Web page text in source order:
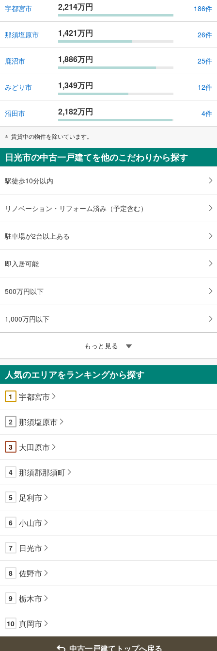
宇都宮市 2,214万円 186件
那須塩原市 1,421万円 26件
鹿沼市 1,886万円 25件
みどり市 1,349万円 12件
沼田市 2,182万円 4件
賃貸中の物件を除いています。
日光市の中古一戸建てを他のこだわりから探す
駅徒歩10分以内
リノベーション・リフォーム済み（予定含む）
駐車場が2台以上ある
即入居可能
500万円以下
1,000万円以下
もっと見る
人気のエリアをランキングから探す
1 宇都宮市
2 那須塩原市
3 大田原市
4 那須郡那須町
5 足利市
6 小山市
7 日光市
8 佐野市
9 栃木市
10 真岡市
中古一戸建てトップへ戻る